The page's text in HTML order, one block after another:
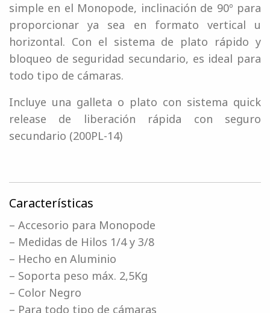
simple en el Monopode, inclinación de 90º para
proporcionar ya sea en formato vertical u
horizontal. Con el sistema de plato rápido y
bloqueo de seguridad secundario, es ideal para
todo tipo de cámaras.
Incluye una galleta o plato con sistema quick
release de liberación rápida con seguro
secundario (200PL-14)
Características
– Accesorio para Monopode
– Medidas de Hilos 1/4 y 3/8
– Hecho en Aluminio
– Soporta peso máx. 2,5Kg
– Color Negro
– Para todo tipo de cámaras